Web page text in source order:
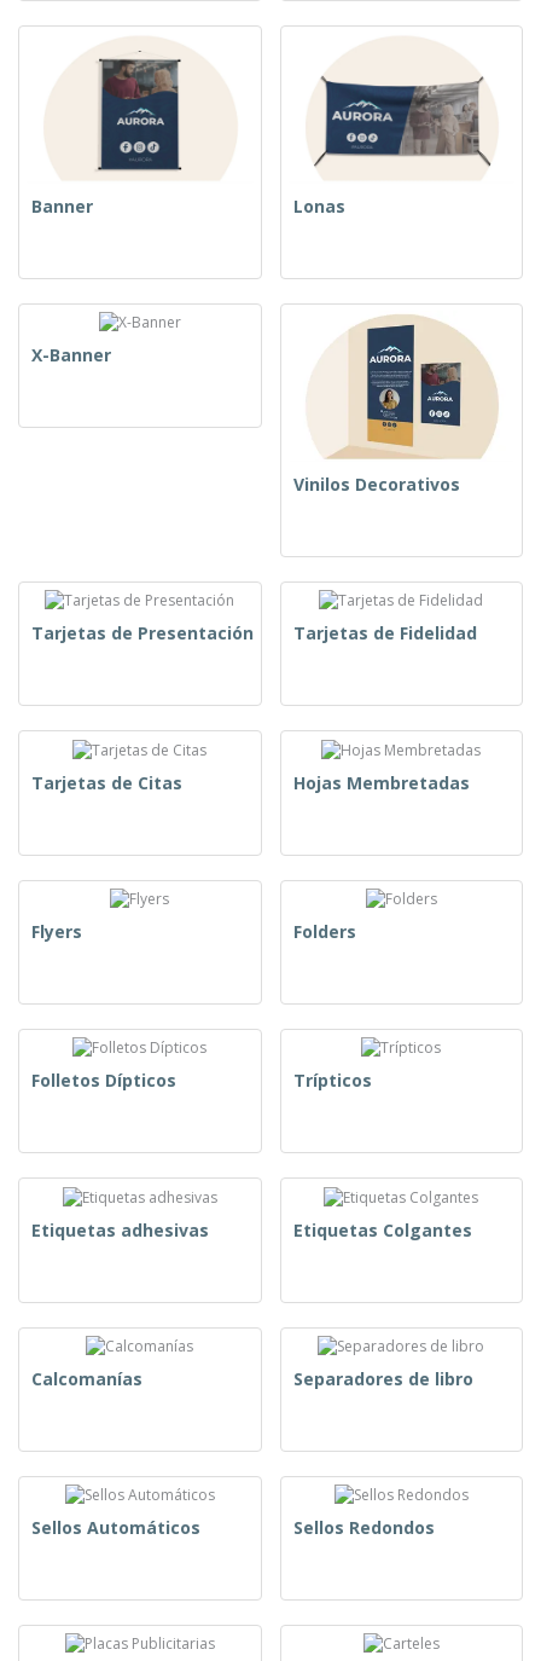
Banner Lonas
X-Banner
Vinilos Decorativos
Tarjetas de Presentación Tarjetas de Fidelidad
Tarjetas de Citas Hojas Membretadas
Flyers Folders
Folletos Dípticos Trípticos
Etiquetas adhesivas Etiquetas Colgantes
Calcomanías Separadores de libro
Sellos Automáticos Sellos Redondos